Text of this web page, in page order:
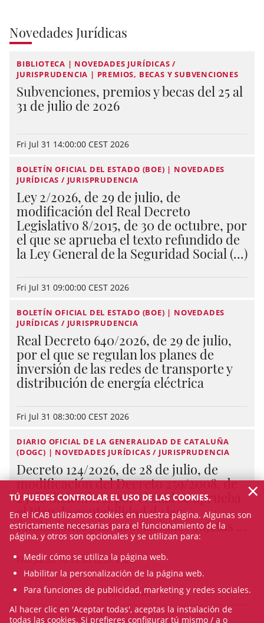
Novedades Jurídicas
BIBLIOTECA | NOVEDADES JURÍDICAS /
JURISPRUDENCIA | PREMIOS, BECAS Y SUBVENCIONES
Subvenciones, premios y becas del 25 al
31 de julio de 2026
Fri Jul 31 14:00:00 CEST 2026
BOLETÍN OFICIAL DEL ESTADO (BOE) | NOVEDADES
JURÍDICAS / JURISPRUDENCIA
Ley 2/2026, de 29 de julio, de
modificación del Real Decreto
Legislativo 8/2015, de 30 de octubre, por
el que se aprueba el texto refundido de
la Ley General de la Seguridad Social (...)
Fri Jul 31 09:00:00 CEST 2026
BOLETÍN OFICIAL DEL ESTADO (BOE) | NOVEDADES
JURÍDICAS / JURISPRUDENCIA
Real Decreto 640/2026, de 29 de julio,
por el que se regulan los planes de
inversión de las redes de transporte y
distribución de energía eléctrica
Fri Jul 31 08:30:00 CEST 2026
DIARIO OFICIAL DE LA GENERALIDAD DE CATALUÑA
(DOGC) | NOVEDADES JURÍDICAS / JURISPRUDENCIA
Decreto 124/2026, de 28 de julio, de
modificación del Decreto 259/2008, de
23 de diciembre, por el cual se aprueba
el Plan de contabilidad de las
fundaciones y las asociaciones sujetas ...
Thu Jul 30 10:38:00 CEST 2026
VER TODAS
TÚ PUEDES CONTROLAR EL USO DE LAS COOKIES.
En el ICAB utilizamos cookies en nuestra página. Algunas son
estrictamente necesarias para el funcionamiento de la
página, y otros son opcionales y se utilizan para:
Medir cómo se utiliza la página web.
Habilitar la personalización de la página web.
Para funciones de publicidad, marketing y redes sociales.
Al hacer clic en 'Aceptar todas', aceptas la instalación de
todas las cookies. Si prefieres configurar tú mismo / a o
×